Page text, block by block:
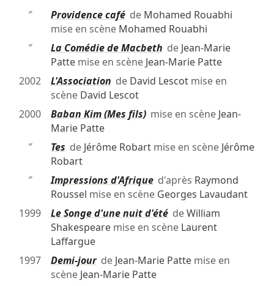
″
Providence caféde Mohamed Rouabhi
mise en scène Mohamed Rouabhi
″
La Comédie de Macbeth de Jean-Marie
Pattemise en scène Jean-Marie Patte
2002
L'Association de David Lescotmise en
scène David Lescot
2000
Baban Kim (Mes fils)mise en scène Jean-
Marie Patte
″
Tes de Jérôme Robartmise en scène Jérôme
Robart
″
Impressions d'Afriqued'après Raymond
Roussel mise en scène Georges Lavaudant
1999
Le Songe d'une nuit d'étédeWilliam
Shakespearemise en scène Laurent
Laffargue
1997
Demi-jourde Jean-Marie Pattemise en
scène Jean-Marie Patte